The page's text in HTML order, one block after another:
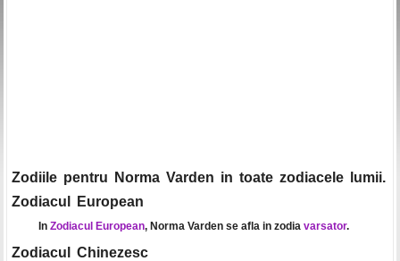
Zodiile pentru Norma Varden in toate zodiacele lumii.
Zodiacul European
In Zodiacul European, Norma Varden se afla in zodia varsator.
Zodiacul Chinezesc